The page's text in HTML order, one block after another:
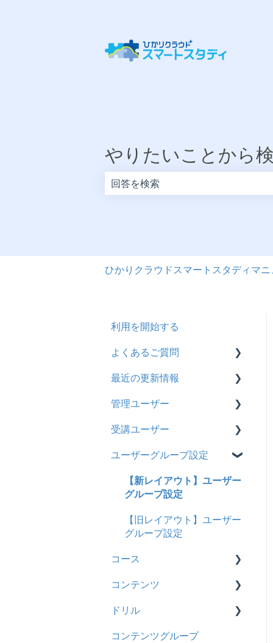
やりたいことから
ひかりクラウドスマートスタディマ
利用を開始する
よくあるご質問
契約
トライアル
カスタマイズ
インターネット・セキュリ
料金
管理ユーザー・受講ユー
ザー
履歴
コンテンツ
CSV
ドキュメント
最近の更新情報
2026年8月アップデート
2026年2月アップデート
2025年10月アップデート
2025年9月アップデート
2024年12月アップデート
2024年8月アップデート
2024年5月アップデート
2023年12月アップデート
2023年11月アップデート
管理ユーザー
管理ユーザーの統合につい
ロールと権限
受講ユーザー
基本操作
【新レイアウト】受講ユー
ザー登録について
【旧レイアウト】ユーザー
編集について
ユーザーグループ設定
【新レイアウト】ユーザー
グループ設定
【旧レイアウト】ユーザー
グループ設定
コース
基本操作
新レイアウト
旧レイアウト
コンテンツ
ビデオ
ドキュメント
ドリル
概要
コンテンツグループ